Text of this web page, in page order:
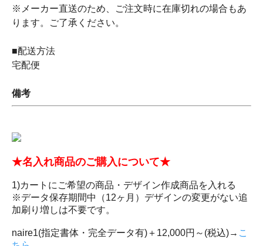
※メーカー直送のため、ご注文時に在庫切れの場合もあ
ります。ご了承ください。
■配送方法
宅配便
備考
★名入れ商品のご購入について★
1)カートにご希望の商品・デザイン作成商品を入れる
※データ保存期間中（12ヶ月）デザインの変更がない追
加刷り増しは不要です。
naire1(指定書体・完全データ有)＋12,000円～(税込)→ こ